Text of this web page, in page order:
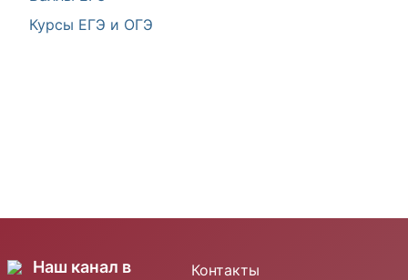
Курсы ЕГЭ и ОГЭ
Наш канал в
Контакты